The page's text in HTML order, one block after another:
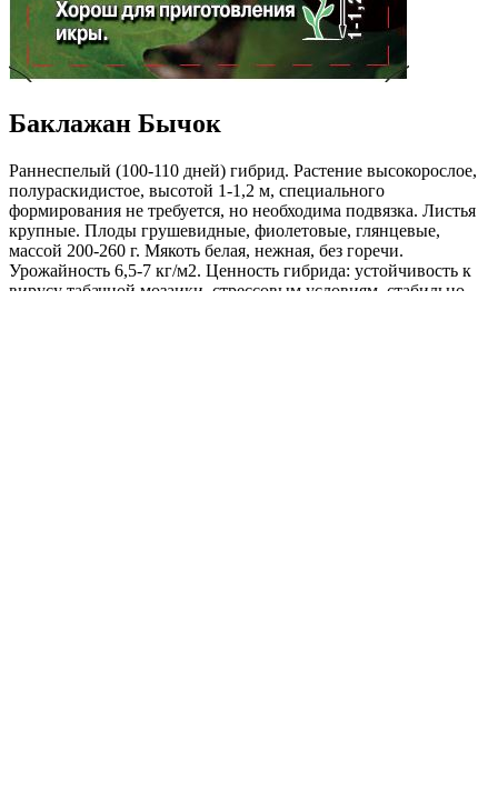
Баклажан Бычок
Раннеспелый (100-110 дней) гибрид. Растение высокорослое,
полураскидистое, высотой 1-1,2 м, специального
формирования не требуется, но необходима подвязка. Листья
крупные. Плоды грушевидные, фиолетовые, глянцевые,
массой 200-260 г. Мякоть белая, нежная, без горечи.
Урожайность 6,5-7 кг/м2. Ценность гибрида: устойчивость к
вирусу табачной мозаики, стрессовым условиям, стабильно